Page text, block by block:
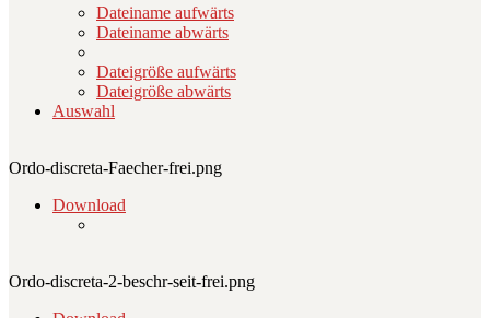
Dateiname aufwärts
Dateiname abwärts
Dateigröße aufwärts
Dateigröße abwärts
Auswahl
Ordo-discreta-Faecher-frei.png
Download
Ordo-discreta-2-beschr-seit-frei.png